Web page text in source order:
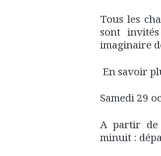
Tous les
sont
imaginaire
En savoir
Samedi 29
A partir de
minuit :